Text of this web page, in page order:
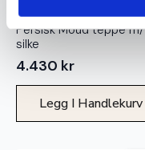
Persisk Moud teppe m/
silke
4.430 kr
Legg I Handlekurv